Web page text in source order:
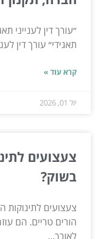
״עורך דין לענייני
תאגידי״ עורך דין
קרא עוד »
יול 01, 2026
צעצועים
בשוק?
צעצועים
הורים טריים. הם
לאורך...